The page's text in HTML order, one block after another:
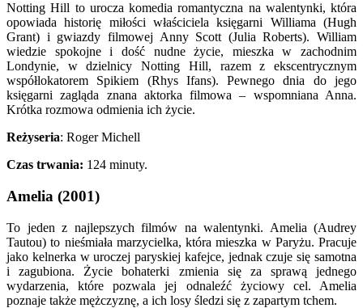
Notting Hill to urocza komedia romantyczna na walentynki, która
opowiada historię miłości właściciela księgarni Williama (Hugh
Grant) i gwiazdy filmowej Anny Scott (Julia Roberts). William
wiedzie spokojne i dość nudne życie, mieszka w zachodnim
Londynie, w dzielnicy Notting Hill, razem z ekscentrycznym
współlokatorem Spikiem (Rhys Ifans). Pewnego dnia do jego
księgarni zagląda znana aktorka filmowa – wspomniana Anna.
Krótka rozmowa odmienia ich życie.
Reżyseria: Roger Michell
Czas trwania: 124 minuty.
Amelia (2001)
To jeden z najlepszych filmów na walentynki. Amelia (Audrey
Tautou) to nieśmiała marzycielka, która mieszka w Paryżu. Pracuje
jako kelnerka w uroczej paryskiej kafejce, jednak czuje się samotna
i zagubiona. Życie bohaterki zmienia się za sprawą jednego
wydarzenia, które pozwala jej odnaleźć życiowy cel. Amelia
poznaje także mężczyznę, a ich losy śledzi się z zapartym tchem.